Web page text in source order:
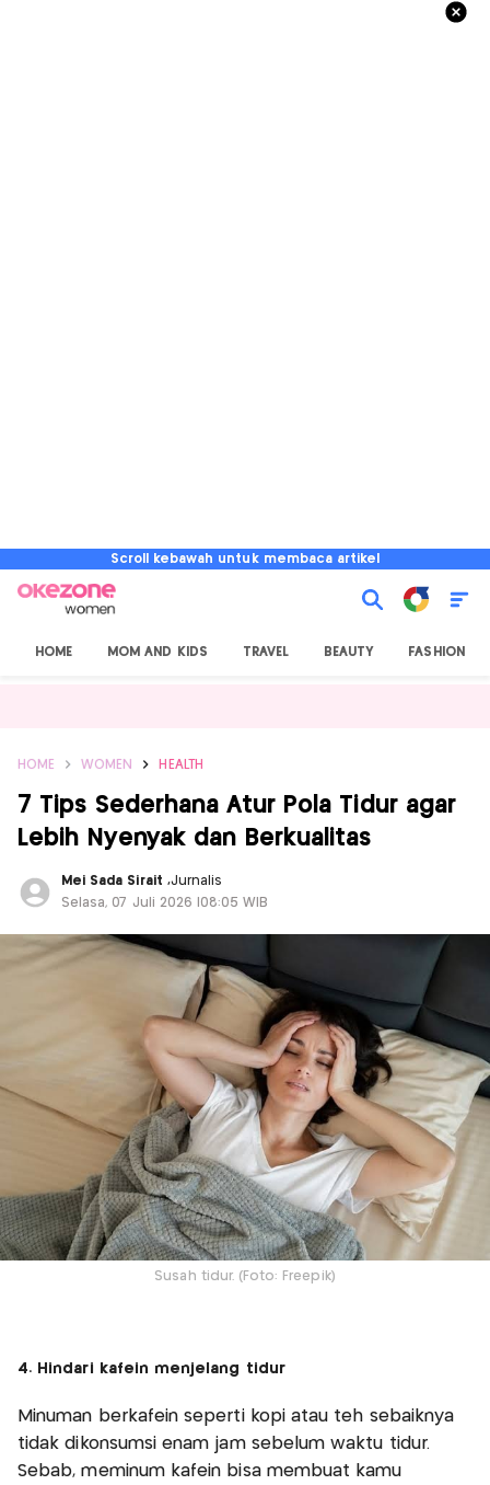
Scroll kebawah untuk membaca artikel
HOME MOM AND KIDS TRAVEL BEAUTY FASHION
HOME WOMEN HEALTH
7 Tips Sederhana Atur Pola Tidur agar
Lebih Nyenyak dan Berkualitas
Mei Sada Sirait ,Jurnalis
Selasa, 07 Juli 2026 |08:05 WIB
Susah tidur. (Foto: Freepik)
4. Hindari kafein menjelang tidur
Minuman berkafein seperti kopi atau teh sebaiknya
tidak dikonsumsi enam jam sebelum waktu tidur.
Sebab, meminum kafein bisa membuat kamu